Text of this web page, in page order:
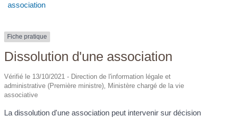
association
Fiche pratique
Dissolution d'une association
Vérifié le 13/10/2021 - Direction de l'information légale et
administrative (Première ministre), Ministère chargé de la vie
associative
La dissolution d'une association peut intervenir sur décision